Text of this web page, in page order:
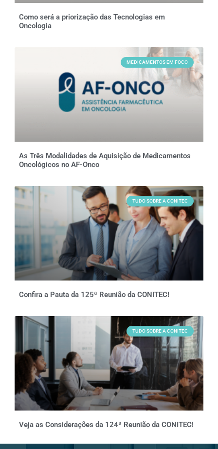
Como será a priorização das Tecnologias em
Oncologia
MEDICAMENTOS EM FOCO
As Três Modalidades de Aquisição de Medicamentos
Oncológicos no AF-Onco
TUDO SOBRE A CONITEC
Confira a Pauta da 125ª Reunião da CONITEC!
TUDO SOBRE A CONITEC
Veja as Considerações da 124ª Reunião da CONITEC!